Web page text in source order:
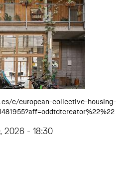
e/european-collective-housing-
2026 - 18:30